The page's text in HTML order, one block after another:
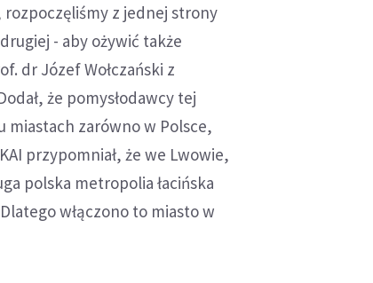
z jednej strony
- aby ożywić także
dr Józef Wołczański z
że pomysłodawcy tej
zarówno w Polsce,
przypomniał, że we Lwowie,
polska metropolia łacińska
włączono to miasto w